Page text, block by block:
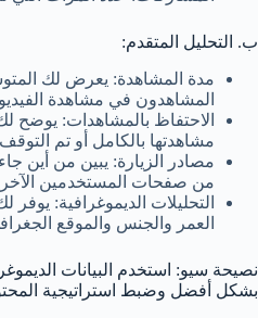
ب. التحليل المتقدم:
مدة المشاهدة: يعرض لك
المشاهدون في مشاهدة
الاحتفاظ بالمشاهدات: يوضح
مشاهدتها بالكامل أو تم التوقف
مصادر الزيارة: يبين من أين
من صفحات المستخدمين
التحليلات الديموغرافية:
العمر والجنس والموقع
نصيحة سيو: استخدم البيانات
بشكل أفضل وضبط استراتيجية